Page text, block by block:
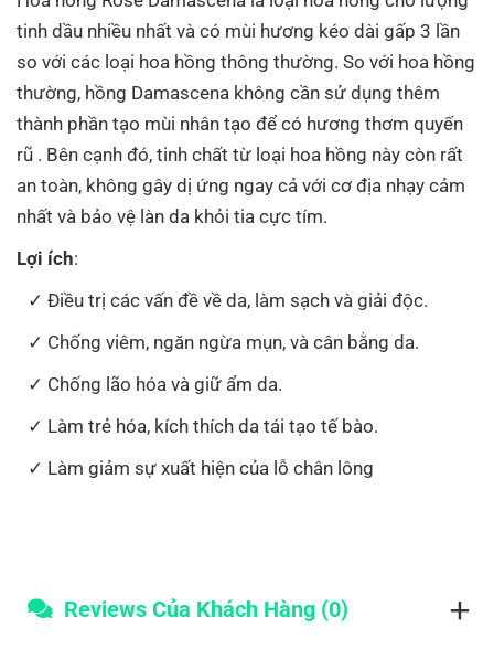
tinh dầu nhiều nhất và có mùi hương kéo dài gấp 3 lần
so với các loại hoa hồng thông thường. So với hoa hồng
thường, hồng Damascena không cần sử dụng thêm
thành phần tạo mùi nhân tạo để có hương thơm quyến
rũ . Bên cạnh đó, tinh chất từ loại hoa hồng này còn rất
an toàn, không gây dị ứng ngay cả với cơ địa nhạy cảm
nhất và bảo vệ làn da khỏi tia cực tím.
Lợi ích:
Điều trị các vấn đề về da, làm sạch và giải độc.
Chống viêm, ngăn ngừa mụn, và cân bằng da.
Chống lão hóa và giữ ẩm da.
Làm trẻ hóa, kích thích da tái tạo tế bào.
Làm giảm sự xuất hiện của lỗ chân lông
Reviews Của Khách Hàng (0)